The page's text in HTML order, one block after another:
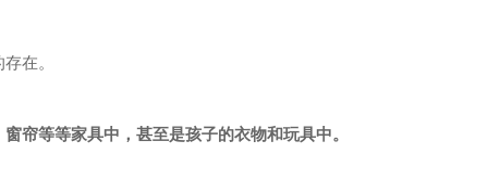
在。
帘等等家具中，甚至是孩子的衣物和玩具中。